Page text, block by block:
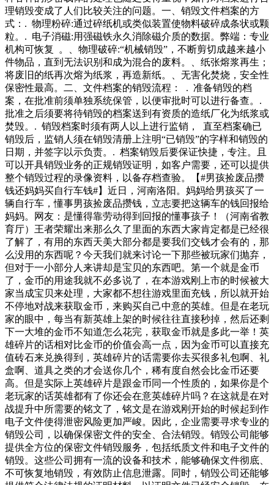
址、需回收再生资源的品类等信息，并告知市民再生资源回收
品类的当日价格等。核对以上信息后，表明预约成功。随后，
话务员将根据就近原则、预约顺序，安排回收员提供动空间受
限，生活受到影响。”丛先生说，小区里还形成了模仿效应，
不少居民也开始私搭棚子、圈院子，挤占其他居民的生活空
间，导致院内乱象丛生。记者将此问题反映给北大街北里社区
居委会，一位负责人表示，居委会已经知悉问
理销毁变成了人们比较关注的问题。一、销毁文件档案的方
式：. 物理粉碎:通过碎纸机或类似装置使物料破碎成条状或颗
粒。. 电子消磁:用强磁铁永久消除磁介质的数据。弊端：专业
机构可恢复 。、物理破碎:“机械销毁”，不断剪切成越来越小
件物品，直到无法识别和成为混合的废料。、纸张熔浆再生；
将废旧的纸再次熔为纸浆，再造新纸。、无害化焚烧，安全性
保密性最高。二、文件档案的销毁流程： . 准备销毁的档
案，在批准前须单独系统保管，以便审批时可以进行备查。.
批准之后须要将待销毁的档案送到有资质的造纸厂化为纸浆或
焚毁。. 销毁档案时须有两人以上进行监销， 直至档案确已
销毁后，监销人须在销毁清册上注明“已销毁”的字样和销毁的
日期，并签字以示负责。. 档案销毁后要保证快捷，专注。且
可以开具销毁业务的正规销毁证明，如客户需要，还可以提供
整个销毁过程的录像资料，以备存档查验。【#男孩捡废品攒
钱还妈妈买自行车钱#】近日，河南洛阳。妈妈给男孩买了一
辆自行车，懂事男孩捡废品攒钱，立志要把这辆车的钱回报给
妈妈。网友：是懂得靠劳动得到回报的懂事孩子！（河南省教
育厅）王者荣耀出来那么久了里面的东西大家肯定都是已经很
了解了，有用的东西天美大部分都是要我们交钱才会有的，那
么没用的东西呢？今天我们就来讨论一下那些被玩家们抛弃，
但对于一小部分人来讲却是宝贝的东西吧。第一个就是金币
了，金币的用途我就不必多说了，在本游戏刚上市的时候被大
家当成宝贝来处理，大家都不想往游戏里面充钱，所以就开始
不停地对战来获取金币，来购买自己中意的英雄。但是在老玩
家的眼中，每当有新英雄上架的时候往往直接秒掉，然后还剩
下一大堆的金币不知道怎么花完，获取金币就是多此一举！英
雄碎片的话相对比金币的价值会高一点，因为金币可以直接充
值砖石来兑换得到，英雄碎片的话需要你去买很多礼包啊、礼
盒啊、道具之类的才会送你几个，稀有度自然会比金币还要
高。但是实际上英雄碎片是跟金币同一个性质的，如果你是个
老玩家的话英雄都有了你还会在意英雄碎片吗？在这就是在对
战提升中所需要的铭文了，铭文是在游戏刚开始的时候起到作
电子文件使得泄密风险更加严峻。因此，企业需要寻求专业的
销毁公司，以确保保密文件的安全、合法销毁。销毁公司能够
提供全方位的保密文件销毁服务，包括纸质文件和电子文件的
销毁。这些公司拥有一流的设备和技术，能够确保文件彻底、
不可恢复地销毁，有效防止信息泄露。同时，销毁公司还能够